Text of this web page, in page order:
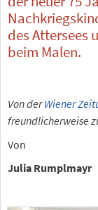
des Attersees
beim Malen.
Von derWiener
freundlicherweise
Von
Julia Rumplmayr